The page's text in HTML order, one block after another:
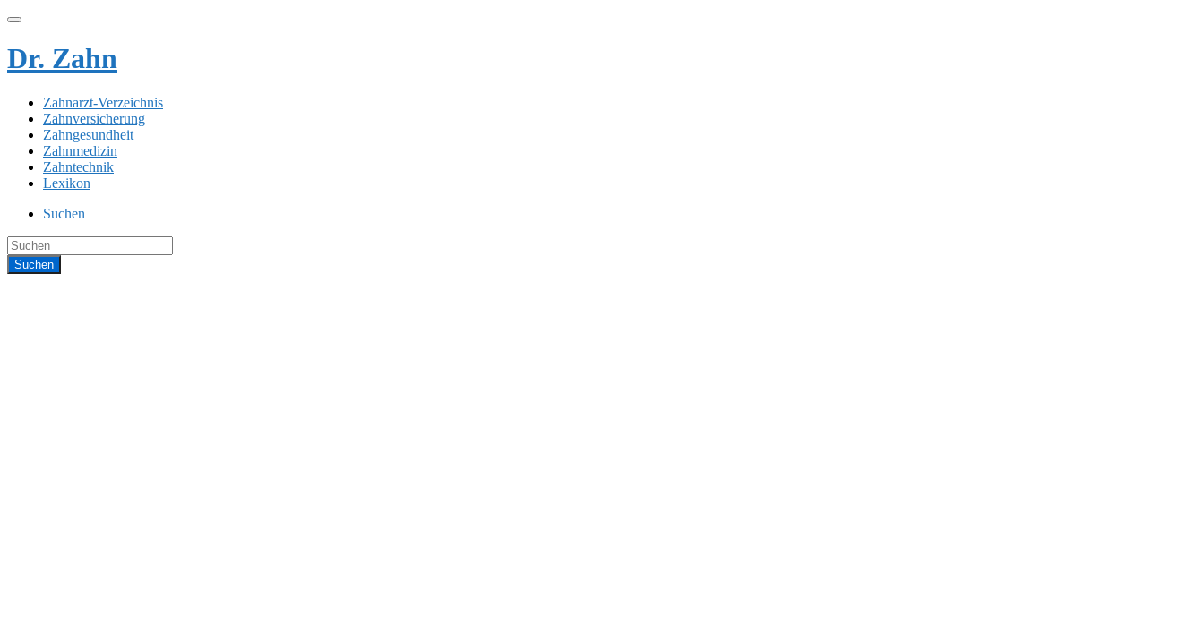
Dr. Zahn
Zahnarzt-Verzeichnis
Zahnversicherung
Zahngesundheit
Zahnmedizin
Zahntechnik
Lexikon
Suchen